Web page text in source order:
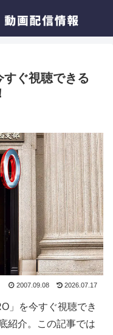
ぐ視聴できる
2007.09.08 2026.07.17
」を今すぐ視聴でき
紹介。この記事では